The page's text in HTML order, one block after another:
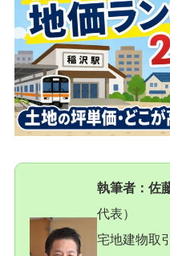
執筆者：佐
代表）
宅地建物取